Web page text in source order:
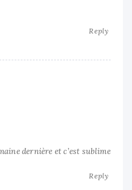
Reply
dernière et c’est sublime
Reply